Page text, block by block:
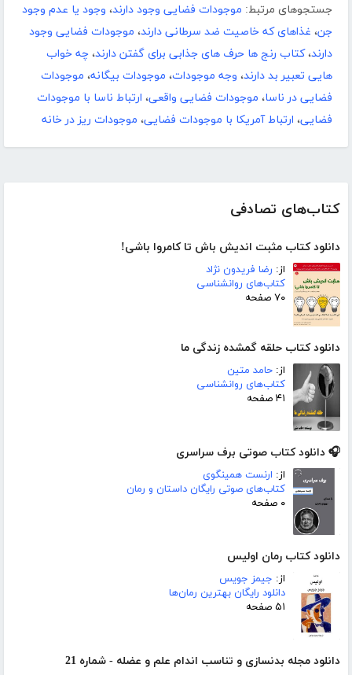
کتاب‌های تصادفی
دانلود کتاب مثبت اندیش باش تا کامروا باشی!
از: رضا فریدون نژاد
کتاب‌های روانشناسی
۷۰ صفحه
دانلود کتاب حلقه گمشده زندگی ما
از: حامد متین
کتاب‌های روانشناسی
۴۱ صفحه
🎧 دانلود کتاب صوتی برف سراسری
از: ارنست همینگوی
کتاب‌های صوتی رایگان داستان و رمان
۰ صفحه
دانلود کتاب رمان اولیس
از: جیمز جویس
دانلود رایگان بهترین رمان‌ها
۵۱ صفحه
دانلود مجله بدنسازی و تناسب اندام علم و عضله - شماره 21
جستجوهای مرتبط: موجودات فضایی وجود دارند، وجود یا عدم وجود
جن، غذاهای که خاصیت ضد سرطانی دارند، موجودات فضایی وجود
دارند،کتاب رنج ها حرف های جذابی برای گفتن دارند، چه خواب
هایی تعبیر بد دارند، وجه موجودات، موجودات بیگانه، موجودات
فضایی در ناسا، موجودات فضایی واقعی، ارتباط ناسا با موجودات
فضایی، ارتباط آمریکا با موجودات فضایی، موجودات ریز در خانه